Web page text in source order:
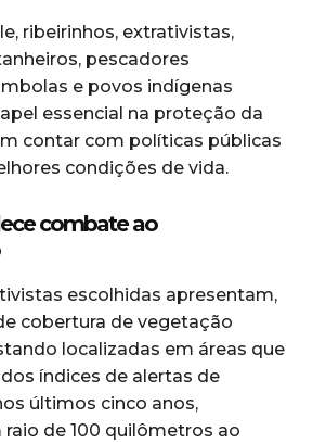
ribeirinhos, extrativistas,
pescadores
e povos indígenas
essencial na proteção da
contar com políticas públicas
condições de vida.
combate ao
escolhidas apresentam,
cobertura de vegetação
localizadas em áreas que
índices de alertas de
últimos cinco anos,
de 100 quilômetros ao